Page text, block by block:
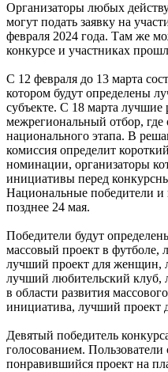
Организаторы любых
могут подать заявку на
февраля 2024 года. Там же
конкурсе и участниках
С 12 февраля до 13 марта
котором будут определены
субъекте. С 18 марта
межрегиональный отбор, где
национального этапа. В
комиссия определит
номинации, организаторы
инициативы перед
Национальные победители и
позднее 24 мая.
Победители будут
массовый проект в
лучший проект для женщин,
лучший любительский клуб,
в области развития
инициатива, лучший проект
Девятый победитель
голосованием. Пользователи
понравившийся проект на